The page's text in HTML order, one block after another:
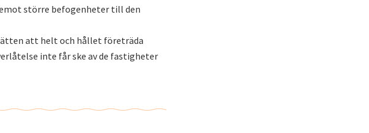
större befogenheter till den
att helt och hållet företräda
inte får ske av de fastigheter